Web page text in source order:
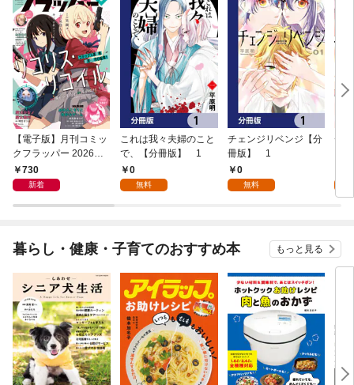
【電子版】月刊コミッ
クフラッパー 2026年9
月号730
新着
これは我々夫婦のこと
で、【分冊版】 1
0
無料
チェンジリベンジ【分
冊版】 1
0
無料
チ
暮らし・健康・子育てのおすすめ本 もっと見る